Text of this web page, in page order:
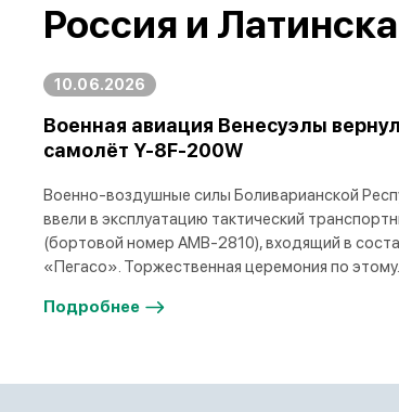
Россия и
10.06.2026
Военная авиация Венесуэлы
самолёт Y-8F-200W
Военно-воздушные силы Боливарианской
ввели в эксплуатацию тактический
(бортовой номер AMB-2810), входящий в
«Пегасо». Торжественная церемония по
Подробнее